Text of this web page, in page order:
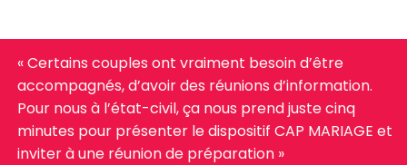
« Certains couples ont vraiment besoin d’être
accompagnés, d’avoir des réunions d’information.
Pour nous à l’état-civil, ça nous prend juste cinq
minutes pour présenter le dispositif CAP MARIAGE et
inviter à une réunion de préparation »